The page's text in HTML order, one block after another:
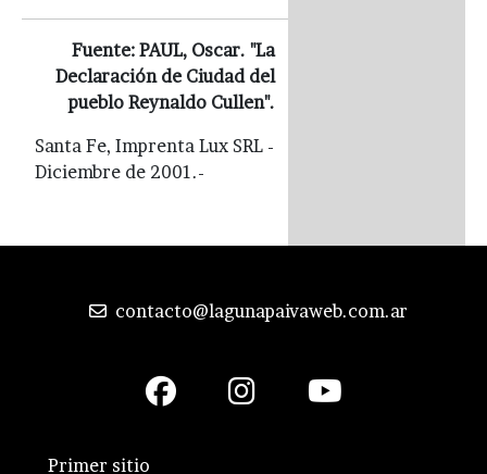
Fuente: PAUL, Oscar. "La
Declaración de Ciudad del
pueblo Reynaldo Cullen".
Santa Fe, Imprenta Lux SRL -
Diciembre de 2001.-
contacto@lagunapaivaweb.com.ar
Primer sitio